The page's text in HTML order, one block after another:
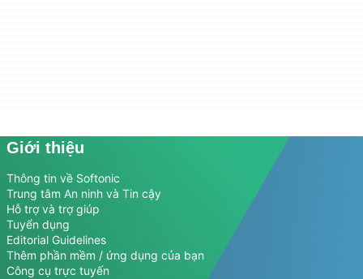
Giới thiệu
Thông tin về Softonic
Trung tâm An ninh và Tin cậy
Hỗ trợ và trợ giúp
Tuyển dụng
Editorial Guidelines
Thêm phần mềm / ứng dụng của bạn
Công cụ trực tuyến